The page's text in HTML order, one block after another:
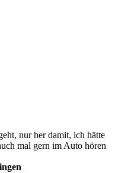
nur her damit, ich hätte
mal gern im Auto hören